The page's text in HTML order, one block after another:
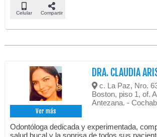
Celular Compartir
Ver más
DRA. CLAUDIA
c. La Paz, Nro.
Boston, piso 1, of.
Antezana. -
Odontóloga dedicada y experimentada,
salud bucal y la sonrisa de todos sus